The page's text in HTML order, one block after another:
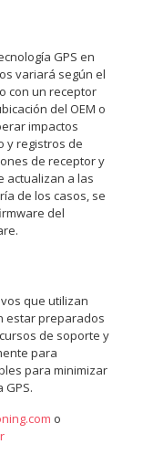
GPS en
variará según el
con un receptor
del OEM o
impactos
y registros de
de receptor y
actualizan a las
de los casos, se
del
que utilizan
estar preparados
de soporte y
para
para minimizar
o